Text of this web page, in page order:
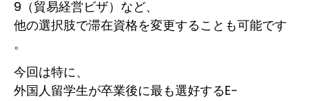
9（貿易経営ビザ）など、
他の選択肢で滞在資格を変更することも可能です
。
今回は特に、
外国人留学生が卒業後に最も選好するE-